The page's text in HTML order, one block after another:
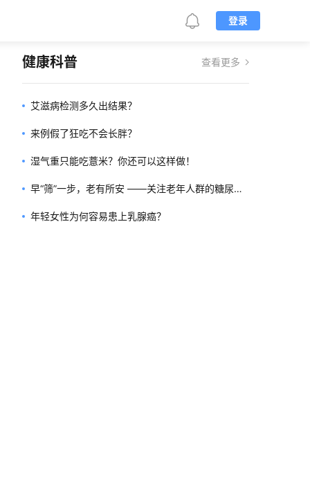
登录
健康科普 查看更多
艾滋病检测多久出结果？
来例假了狂吃不会长胖？
湿气重只能吃薏米？你还可以这样做！
早“筛”一步，老有所安 ——关注老年人群的糖尿病
筛查
年轻女性为何容易患上乳腺癌？